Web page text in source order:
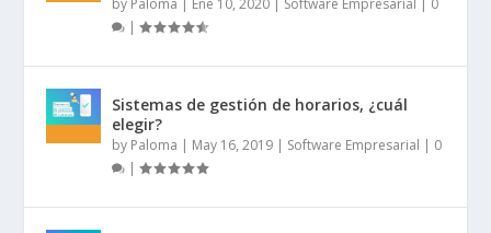
|
Sistemas de gestión de horarios, ¿cuál
elegir?
by Paloma | May 16, 2019 | Software Empresarial | 0
|